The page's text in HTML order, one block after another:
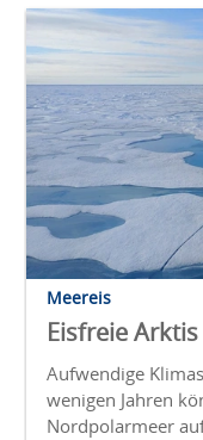
Meereis
Eisfreie
Aufwendige
wenigen Jahren
Nordpolarmeer